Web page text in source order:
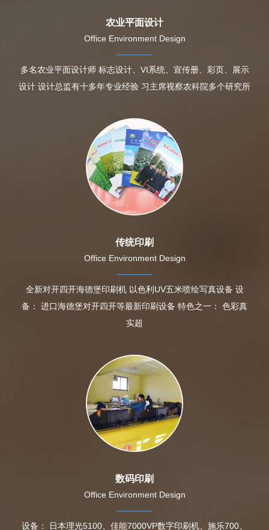
农业平面设计
Office Environment Design
多名农业平面设计师 标志设计、VI系统、宣传册、彩页、展示
设计 设计总监有十多年专业经验 习主席视察农科院多个研究所
传统印刷
Office Environment Design
全新对开四开海德堡印刷机 以色利UV五米喷绘写真设备 设
备： 进口海德堡对开四开等最新印刷设备 特色之一： 色彩真
实超
数码印刷
Office Environment Design
设备： 日本理光5100、佳能7000VP数字印刷机、施乐700、